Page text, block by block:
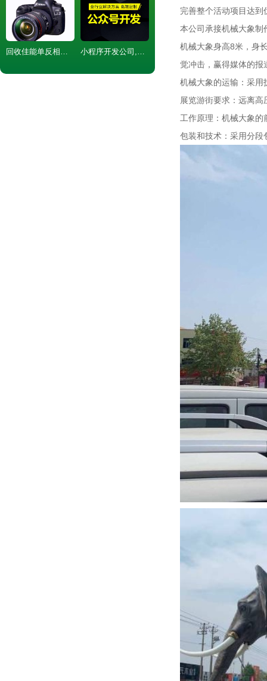
回收佳能单反相机 回收1DX 5D4 5D3单反相机 小程序开发公司,微信商城制作
完善整个活动项目达
本公司承接机械大象制
机械大象身高8米，身
觉冲击，赢得媒体的报
机械大象的运输：采用
展览游街要求：远离
工作原理：机械大象
包装和技术：采用分段